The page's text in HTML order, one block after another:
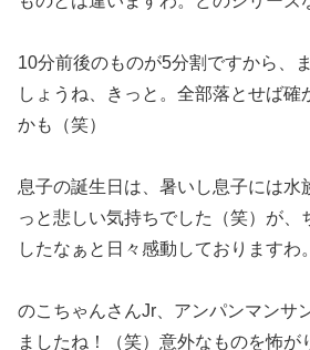
10分前後のものが5分割ですから、
しょうね、きっと。全部落とせば確
かも（笑）
息子の誕生日は、暑いし息子には水
っと悲しい気持ちでした（笑）が、
したなぁと日々感動しておりますわ。
のこちゃんさんJr、アンパンマンサ
ましたね！（笑）意外なものを怖が